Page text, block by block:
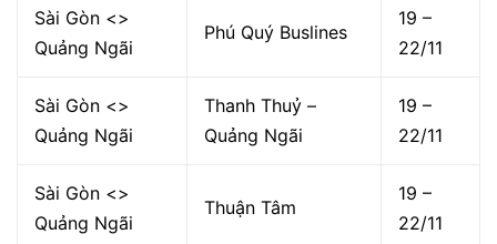
Sài Gòn <>
Quảng Ngãi
Phú Quý Buslines
19 –
22/11
Sài Gòn <>
Quảng Ngãi
Thanh Thuỷ –
Quảng Ngãi
19 –
22/11
Sài Gòn <>
Quảng Ngãi
Thuận Tâm
19 –
22/11